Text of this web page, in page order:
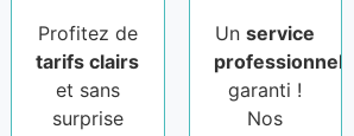
Profitez de
tarifs clairs
et sans
surprise
Unservice
professionnel
garanti !
Nos